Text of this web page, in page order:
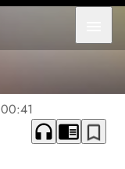
00:41
headphones chrome_reader_mode bookmark_border